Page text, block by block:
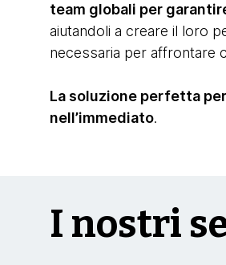
team globali per
aiutandoli a creare il loro
necessaria per affrontare
La soluzione perfetta
nell’immediato.
I nostri